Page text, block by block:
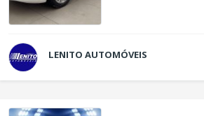
LENITO AUTOMÓVEIS